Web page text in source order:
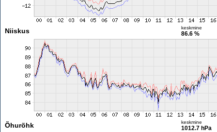
Niiskus keskmine
86.6 %
Õhurõhk keskmine
1012.7 hPa